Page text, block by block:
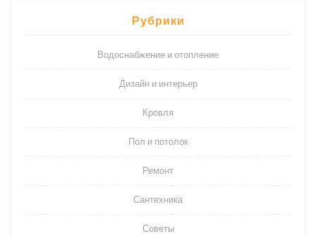
Рубрики
Водоснабжение и отопление
Дизайн и интерьер
Кровля
Пол и потолок
Ремонт
Сантехника
Советы